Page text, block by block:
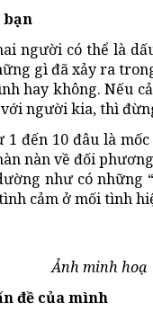
bạn
người có thể là
gì đã xảy ra
hay không. Nếu
người kia, thì
đến 10 đâu là
nàn về đối
như có những
cảm ở mối tình
Ảnh minh hoạ
đề của mình